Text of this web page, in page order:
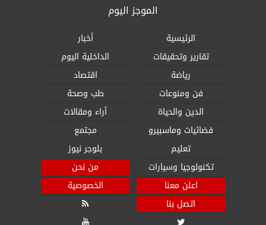
الموجز اليوم
الرئيسية
أخبار
تقارير وتحقيقات
الداخلية اليوم
رياضة
اقتصاد
فن ومنوعات
طب وصحة
الدين والحياة
أراء ومقالات
فضائيات وماسبيرو
مجتمع
تعليم
بلوجر نيوز
تكنولوجيا وسيارات
من نحن
اعلن معنا
الخصوصية
اتصل بنا
